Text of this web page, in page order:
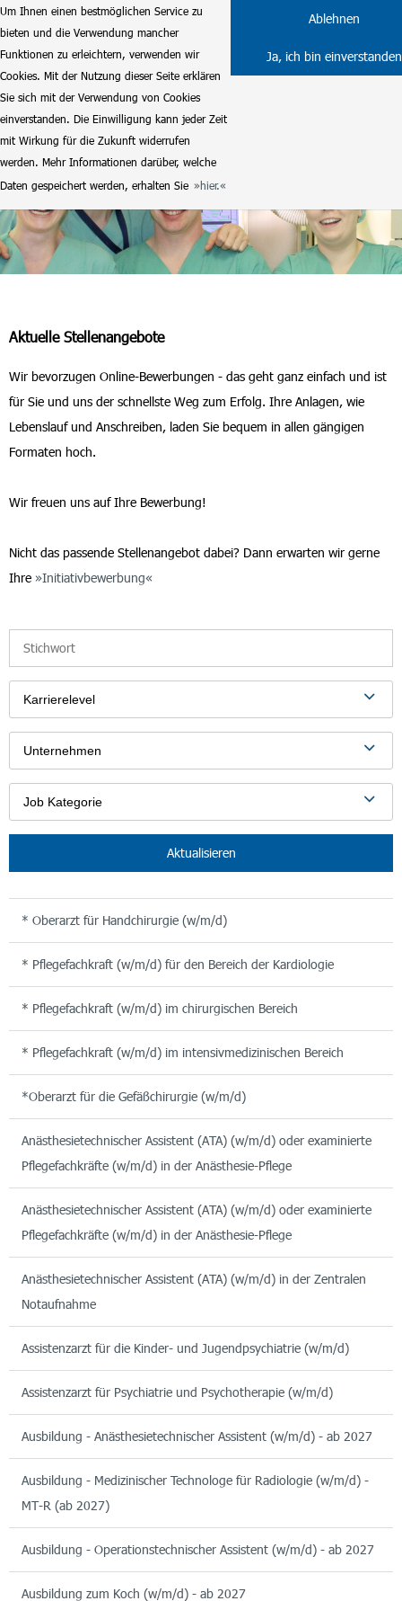
Um Ihnen einen bestmöglichen Service zu
bieten und die Verwendung mancher
Funktionen zu erleichtern, verwenden wir
Cookies. Mit der Nutzung dieser Seite erklären
Sie sich mit der Verwendung von Cookies
einverstanden. Die Einwilligung kann jeder Zeit
mit Wirkung für die Zukunft widerrufen
werden. Mehr Informationen darüber, welche
Daten gespeichert werden, erhalten Sie
hier.
Ablehnen
Ja, ich bin einverstanden
Aktuelle Stellenangebote
Wir bevorzugen Online-Bewerbungen - das geht ganz einfach und ist
für Sie und uns der schnellste Weg zum Erfolg. Ihre Anlagen, wie
Lebenslauf und Anschreiben, laden Sie bequem in allen gängigen
Formaten hoch.
Wir freuen uns auf Ihre Bewerbung!
Nicht das passende Stellenangebot dabei? Dann erwarten wir gerne
Ihre
Initiativbewerbung
Karrierelevel
Unternehmen
Job Kategorie
Aktualisieren
* Oberarzt für Handchirurgie (w/m/d)
* Pflegefachkraft (w/m/d) für den Bereich der Kardiologie
* Pflegefachkraft (w/m/d) im chirurgischen Bereich
* Pflegefachkraft (w/m/d) im intensivmedizinischen Bereich
*Oberarzt für die Gefäßchirurgie (w/m/d)
Anästhesietechnischer Assistent (ATA) (w/m/d) oder examinierte
Pflegefachkräfte (w/m/d) in der Anästhesie-Pflege
Anästhesietechnischer Assistent (ATA) (w/m/d) oder examinierte
Pflegefachkräfte (w/m/d) in der Anästhesie-Pflege
Anästhesietechnischer Assistent (ATA) (w/m/d) in der Zentralen
Notaufnahme
Assistenzarzt für die Kinder- und Jugendpsychiatrie (w/m/d)
Assistenzarzt für Psychiatrie und Psychotherapie (w/m/d)
Ausbildung - Anästhesietechnischer Assistent (w/m/d) - ab 2027
Ausbildung - Medizinischer Technologe für Radiologie (w/m/d) -
MT-R (ab 2027)
Ausbildung - Operationstechnischer Assistent (w/m/d) - ab 2027
Ausbildung zum Koch (w/m/d) - ab 2027